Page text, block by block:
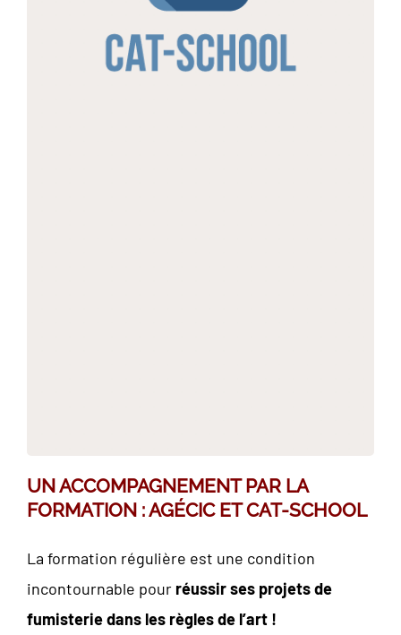
UN ACCOMPAGNEMENT PAR LA
FORMATION : AGÉCIC ET CAT-SCHOOL
La formation régulière est une condition
incontournable pour réussir ses projets de
fumisterie dans les règles de l’art !